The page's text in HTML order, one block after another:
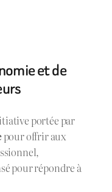
et de
portée par
pour offrir aux
pour répondre à